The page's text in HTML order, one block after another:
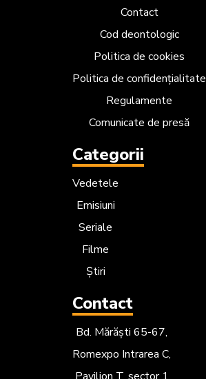
Contact
Cod deontologic
Politica de cookies
Politica de confidențialitate
Regulamente
Comunicate de presă
Categorii
Vedetele
Emisiuni
Seriale
Filme
Știri
Contact
Bd. Mărăști 65-67,
Romexpo Intrarea C,